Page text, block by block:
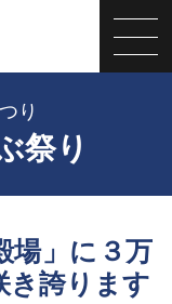
祭り
り
場」に３万
き誇ります